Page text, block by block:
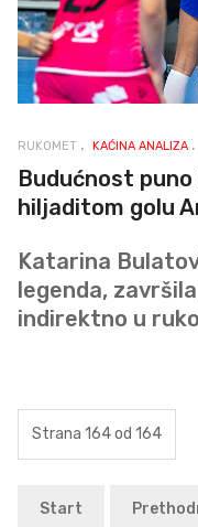
RUKOMET KAĆINA ANALIZA
Budućnost
hiljaditom golu
Katarina
legenda,
indirektno u
Strana 164 od 164
Start